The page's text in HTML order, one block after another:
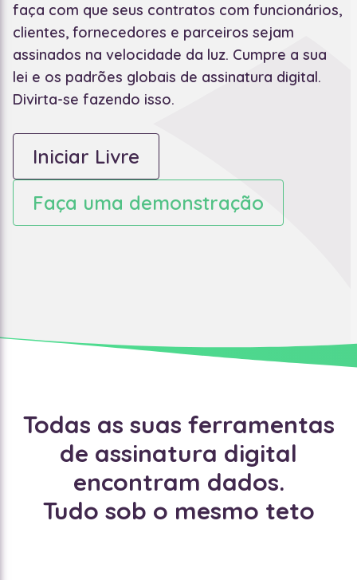
faça com que seus contratos com funcionários,
clientes, fornecedores e parceiros sejam
assinados na velocidade da luz. Cumpre a sua
lei e os padrões globais de assinatura digital.
Divirta-se fazendo isso.
Iniciar Livre
Faça uma demonstração
Todas as suas ferramentas
de assinatura digital
encontram dados.
Tudo sob o mesmo teto